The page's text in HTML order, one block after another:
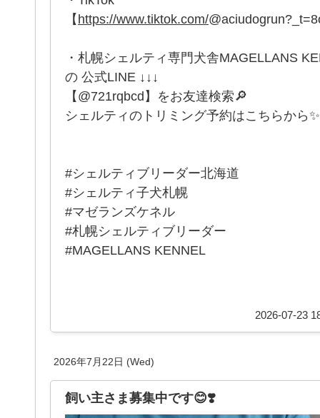
【https://www.tiktok.com/
・札幌シェルティ専門犬舎MAGELLANS
の 公式LINE ↓↓↓
【@721rqbcd】をお友達検索🔎
シェルティのトリミング予約はこちらから✨
#シェルティブリーダー北海道
#シェルティ子犬札幌
#マゼランズケネル
#札幌シェルティブリーダー
#MAGELLANS KENNEL
2026-07-23
2026年7月22日 (Wed)
飼い主さま募集中です😊❣️